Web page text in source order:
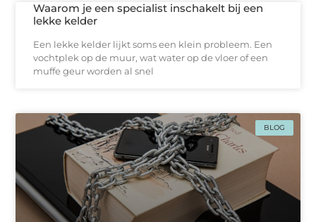
Waarom je een specialist inschakelt bij een
lekke kelder
Een lekke kelder lijkt soms een klein probleem. Een
vochtplek op de muur, wat water op de vloer of een
muffe geur worden al snel
BLOG